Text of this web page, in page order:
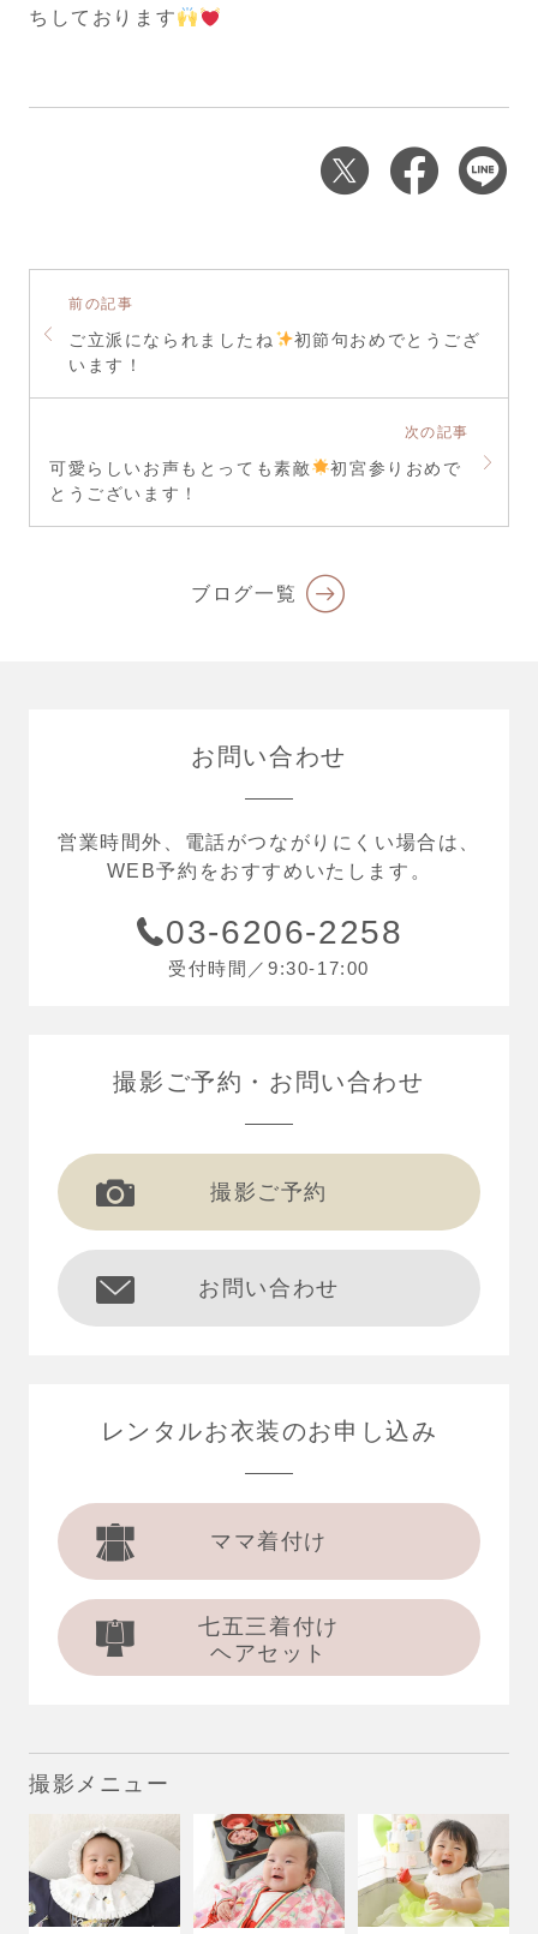
ちしております
前の記事
ご立派になられましたね
初節句おめでとうござ
います！
次の記事
可愛らしいお声もとっても素敵
初宮参りおめで
とうございます！
ブログ一覧
お問い合わせ
営業時間外、電話がつながりにくい場合は、
WEB予約をおすすめいたします。
03-6206-2258
受付時間／9:30-17:00
撮影ご予約 お問い合わせ
撮影ご予約
お問い合わせ
レンタルお衣装のお申し込み
ママ着付け
七五三着付け
ヘアセット
撮影メニュー